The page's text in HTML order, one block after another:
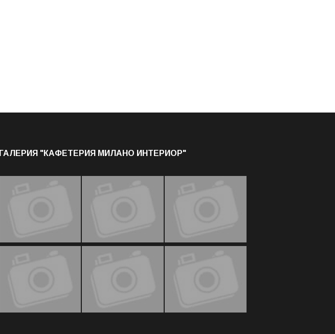
ГАЛЕРИЯ "КАФЕТЕРИЯ МИЛАНО ИНТЕРИОР"